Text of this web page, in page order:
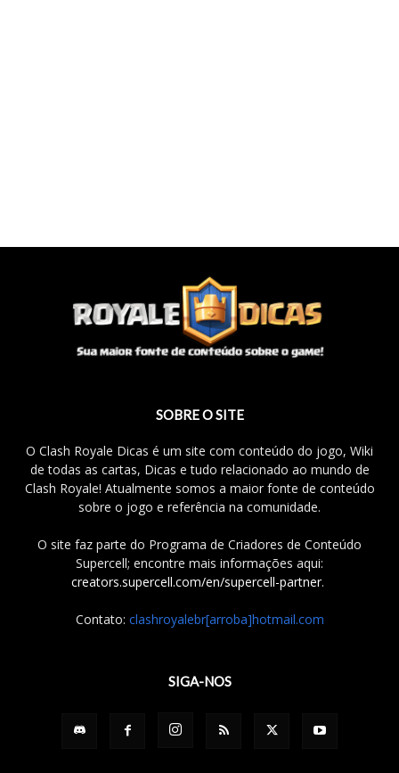
SOBRE O SITE
O Clash Royale Dicas é um site com conteúdo do jogo, Wiki
de todas as cartas, Dicas e tudo relacionado ao mundo de
Clash Royale! Atualmente somos a maior fonte de conteúdo
sobre o jogo e referência na comunidade.
O site faz parte do Programa de Criadores de Conteúdo
Supercell; encontre mais informações aqui:
creators.supercell.com/en/supercell-partner.
Contato: clashroyalebr[arroba]hotmail.com
SIGA-NOS